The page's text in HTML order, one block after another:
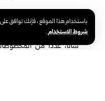
باستخدام هذا الموقع ، فإنك توافق على
شروط الاستخدام.
تضم المجموعة المعروضة
المكتبة الوقفية في حلب
سانا، عدداً من